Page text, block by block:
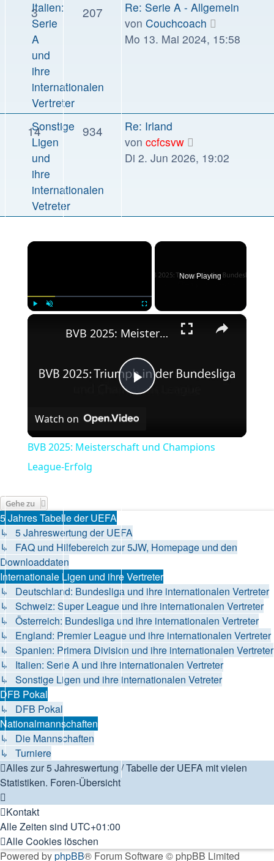
Italien:
Serie
A
und
ihre
internationalen
Vertreter
3Themen 207Beiträge
Letzter
Beitrag
Re: Serie A - Allgemein
von Couchcoach
Beitrag
Mo 13. Mai 2024, 15:58
Sonstige
Ligen
und
ihre
internationalen
Vetreter
14Themen934Beiträge
Letzter
Beitrag
Re: Irland
von ccfcsvw
Beitrag
Di 2. Jun 2026, 19:02
×
Now Playing
×
Play
BVB 2025: Meisterschaft und Champions League-Erfolg
Watch on
BVB 2025: Meisterschaft und Champions
League-Erfolg
Gehe zu
5 Jahres Tabelle der UEFA
↳ 5 Jahreswertung der UEFA
↳ FAQ und Hilfebereich zur 5JW, Homepage und den
Downloaddaten
Internationale Ligen und ihre Vertreter
↳ Deutschland: Bundesliga und ihre internationalen Vertreter
↳ Schweiz: Super League und ihre internationalen Vertreter
↳ Österreich: Bundesliga und ihre internationalen Vertreter
↳ England: Premier League und ihre internationalen Vertreter
↳ Spanien: Primera Division und ihre internationalen Vertreter
↳ Italien: Serie A und ihre internationalen Vertreter
↳ Sonstige Ligen und ihre internationalen Vetreter
DFB Pokal
↳ DFB Pokal
Nationalmannschaften
↳ Die Mannschaften
↳ Turniere
Alles zur 5 Jahreswertung / Tabelle der UEFA mit vielen
Statistiken. Foren-Übersicht
Kontakt
Alle Zeiten sind UTC+01:00
Alle Cookies löschen
Powered byphpBB® Forum Software © phpBB Limited